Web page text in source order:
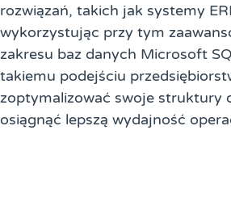
rozwiązań, takich jak systemy
wykorzystując przy tym
zakresu baz danych Microsoft
takiemu podejściu
zoptymalizować swoje struktury
osiągnąć lepszą wydajność